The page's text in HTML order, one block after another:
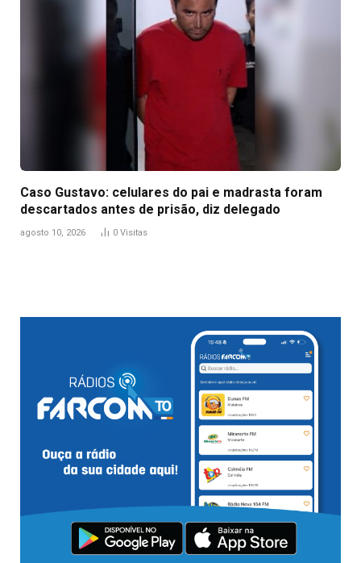
Caso Gustavo: celulares do pai e madrasta foram
descartados antes de prisão, diz delegado
agosto 10, 2026 0 Visitas